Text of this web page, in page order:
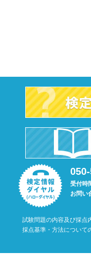
受付時
お問い
試験問題の内容及び採点
採点基準・方法について